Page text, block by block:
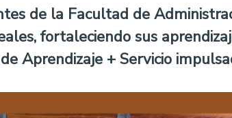
de la Facultad de
fortaleciendo sus
Aprendizaje + Servicio